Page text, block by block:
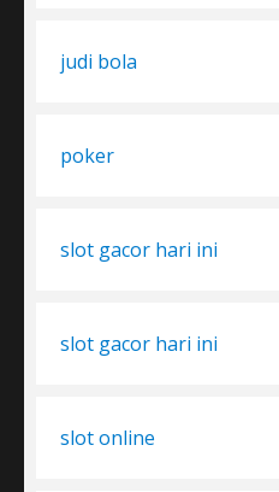
judi bola
poker
slot gacor hari ini
slot gacor hari ini
slot online